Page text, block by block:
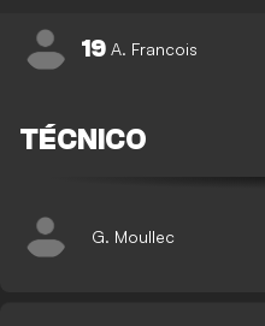
19 A. Francois
TÉCNICO
G. Moullec